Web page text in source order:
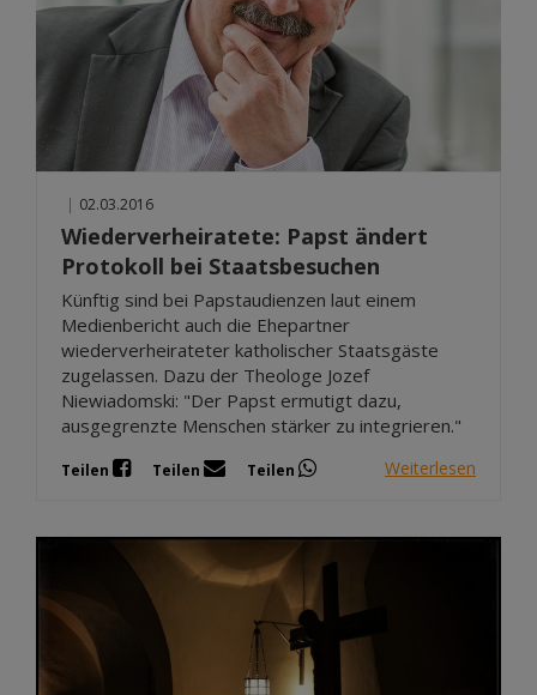
| 02.03.2016
Wiederverheiratete: Papst ändert
Protokoll bei Staatsbesuchen
Künftig sind bei Papstaudienzen laut einem
Medienbericht auch die Ehepartner
wiederverheirateter katholischer Staatsgäste
zugelassen. Dazu der Theologe Jozef
Niewiadomski: "Der Papst ermutigt dazu,
ausgegrenzte Menschen stärker zu integrieren."
Teilen Teilen Teilen Weiterlesen